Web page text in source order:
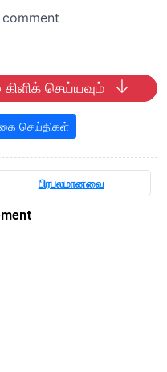
செய்யவும்
செய்திகள்
பிரபலமானவை